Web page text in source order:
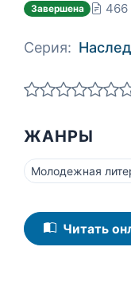
Завершена 466
Серия:
ЖАНРЫ
Молодежная
Читать